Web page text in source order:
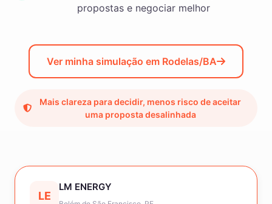
LE
LM ENERGY
propostas e negociar melhor
Ver minha simulação em Rodelas/BA
Mais clareza para decidir, menos risco de aceitar
uma proposta desalinhada